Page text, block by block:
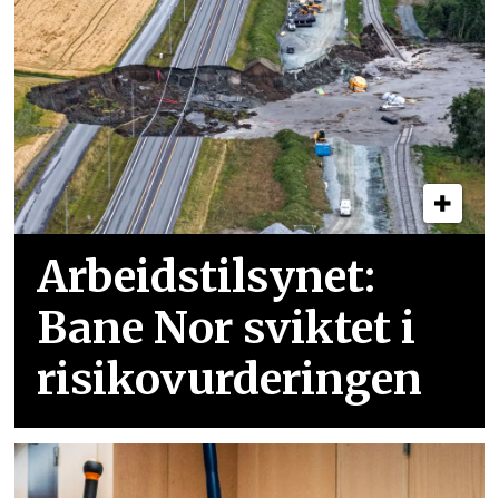
Arbeidstilsynet:
Bane Nor sviktet i
risikovurderingen